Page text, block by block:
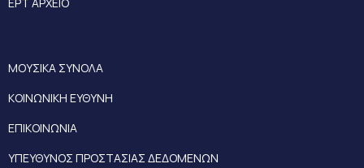
ΜΟΥΣΙΚΑ ΣΥΝΟΛΑ
ΚΟΙΝΩΝΙΚΗ ΕΥΘΥΝΗ
ΕΠΙΚΟΙΝΩΝΙΑ
ΥΠΕΥΘΥΝΟΣ ΠΡΟΣΤΑΣΙΑΣ ΔΕΔΟΜΕΝΩΝ